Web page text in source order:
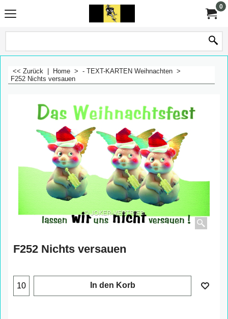
0
<< Zurück Home > - TEXT-KARTEN Weihnachten >
F252 Nichts versauen
F252 Nichts versauen
In den Korb